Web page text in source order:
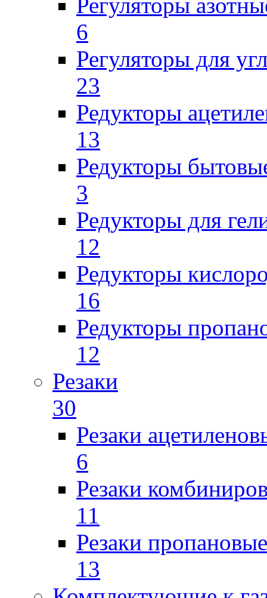
6
Регуляторы для
23
Редукторы
13
Редукторы
3
Редукторы для
12
Редукторы
16
Редукторы
12
Резаки
30
Резаки
6
Резаки
11
Резаки пропановые
13